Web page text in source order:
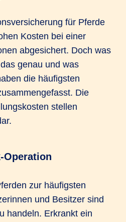
für Pferde
Kosten bei einer
abgesichert. Doch was
genau und was
die häufigsten
Die
stellen
Operation
zur häufigsten
und Besitzer sind
handeln. Erkrankt ein